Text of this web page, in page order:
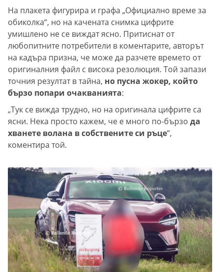
На плакета фигурира и графа „Официално време за
обиколка“, но на качената снимка цифрите
умишлено не се виждат ясно. Притиснат от
любопитните потребители в коментарите, авторът
на кадъра призна, че може да разчете времето от
оригиналния файл с висока резолюция. Той запази
точния резултат в тайна, но пусна жокер, който
бързо попари очакванията:
„Тук се вижда трудно, но на оригинала цифрите са
ясни. Нека просто кажем, че е много по-бързо да
хванете волана в собствените си ръце“,
коментира той.